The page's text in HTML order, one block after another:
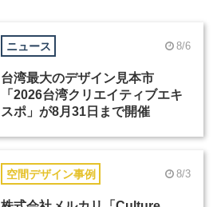
ニュース 8/6
台湾最大のデザイン見本市
「2026台湾クリエイティブエキ
スポ」が8月31日まで開催
空間デザイン事例 8/3